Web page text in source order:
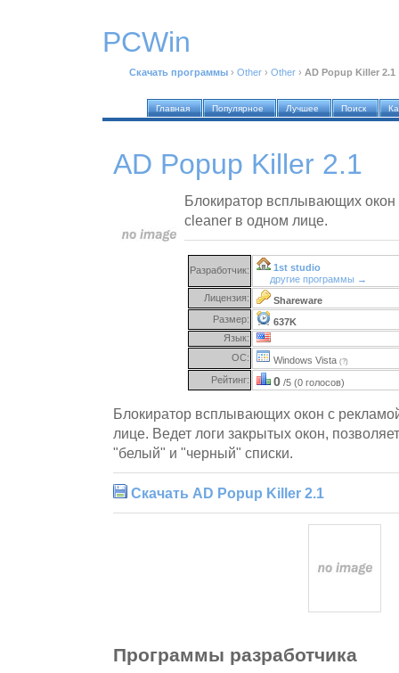
PCWin
Скачать программы › Other › Other › AD Popup Killer 2.1
Главная Популярное Лучшее Поиск
AD Popup Killer 2.1
Блокиратор всплывающих
cleaner в одном лице.
Разработчик:
1st studio
другие программы →
Лицензия:
Shareware
Размер:
637K
Язык:
ОС:
Windows Vista (?)
Рейтинг: 0 /5 (0 голосов)
Блокиратор всплывающих окон с
лице. Ведет логи закрытых окон,
"белый" и "черный" списки.
Скачать AD Popup Killer 2.1
Программы разработчика